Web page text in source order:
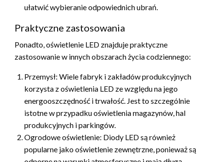
ułatwić wybieranie odpowiednich ubrań.
Praktyczne zastosowania
Ponadto, oświetlenie LED znajduje praktyczne
zastosowanie w innych obszarach życia codziennego:
Przemysł: Wiele fabryk i zakładów produkcyjnych
korzysta z oświetlenia LED ze względu na jego
energooszczędność i trwałość. Jest to szczególnie
istotne w przypadku oświetlenia magazynów, hal
produkcyjnych i parkingów.
Ogrodowe oświetlenie: Diody LED są również
popularne jako oświetlenie zewnętrzne, ponieważ są